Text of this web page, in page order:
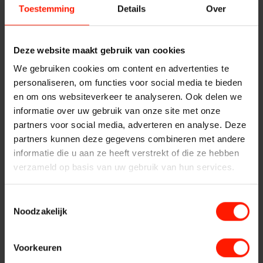
Toestemming Details Over
Deze website maakt gebruik van cookies
We gebruiken cookies om content en advertenties te
personaliseren, om functies voor social media te bieden
en om ons websiteverkeer te analyseren. Ook delen we
informatie over uw gebruik van onze site met onze
partners voor social media, adverteren en analyse. Deze
partners kunnen deze gegevens combineren met andere
informatie die u aan ze heeft verstrekt of die ze hebben
verzameld op basis van uw gebruik van hun services.
Noodzakelijk
Voorkeuren
Quality Monitoring
Insights Analytics
Interaction Analytics
Spraakanalyse
Cloud Recorder
Branches
Customer Contact
Producten
Storavox
FlexREC
LeapXpert
Nexidia
Projecten
Nieuws
Service
gebruik wordt gemaakt van FlexREC. Het platform van
FlexREC kan ingezet worden in diverse infrastructuren en
architecturen en mobiele (radiocommunicatie)
infrastructuren/provider architecturen mogelijk.
Een verspreide (multi-site) oplossing bestaat uit meerdere
FlexREC engines waarbij gebruik wordt gemaakt van de
netwerkinfrastructuur voor transparant gebruik en beheer.
Beveiliging
Uiteraard is FlexREC voorzien van uitgebreide
bijvoorbeeld individuele gebruikersprofielen, encryptie,
finger printing en audit trails. FlexREC wordt onder andere
ingezet bij vaste en mobiele providers, radiocommunicatie
infrastructuren en andere grootschalige communicatie